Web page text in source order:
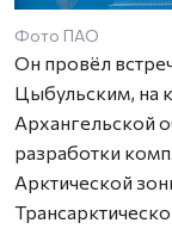
Фото ПАО
Он провёл
Цыбульским, на
Архангельской
разработки
Арктической